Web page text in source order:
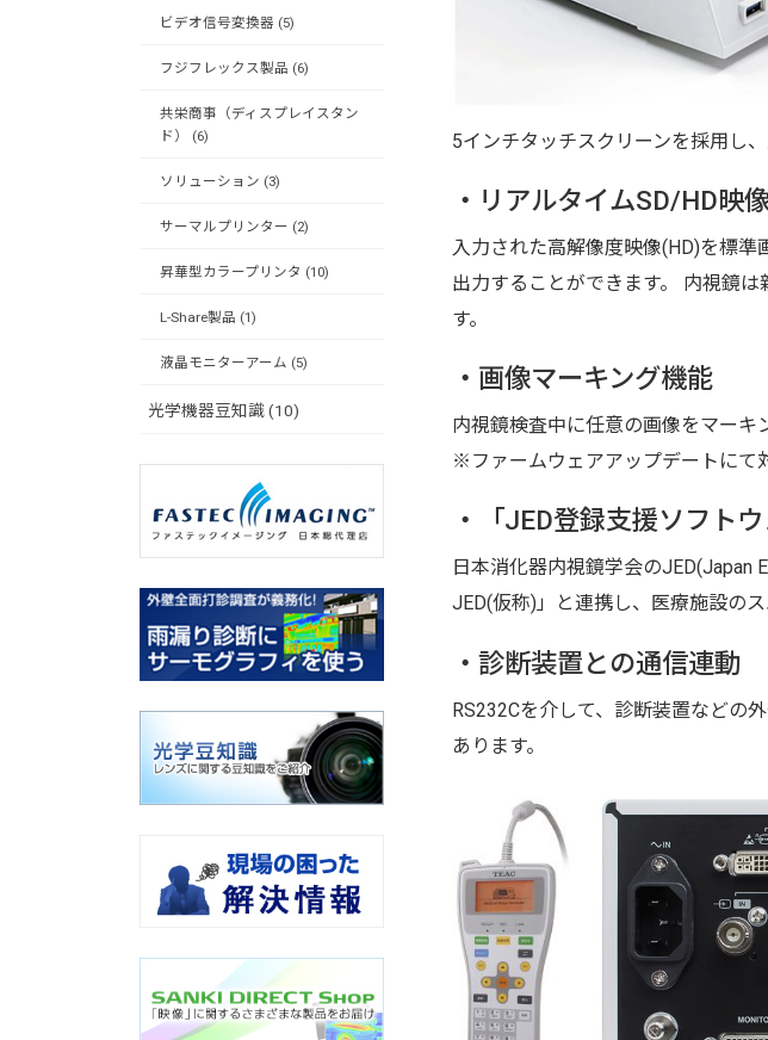
5インチタッチスクリーンを採用し
・リアルタイムSD/HD映
入力された高解像度映像(HD)を標
出力することができます。 内視鏡
す。
・画像マーキング機能
内視鏡検査中に任意の画像をマーキ
※ファームウェアアップデートにて
・「JED登録支援ソフト
日本消化器内視鏡学会のJED(Japan
JED(仮称)」と連携し、医療施設の
・診断装置との通信連動
RS232Cを介して、診断装置などの
あります。
ビデオ信号変換器 (5)
フジフレックス製品 (6)
共栄商事（ディスプレイスタン
ド） (6)
ソリューション (3)
サーマルプリンター (2)
昇華型カラープリンタ (10)
L-Share製品 (1)
液晶モニターアーム (5)
光学機器豆知識 (10)